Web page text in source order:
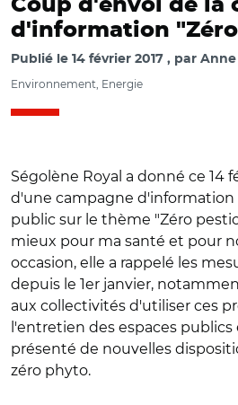
Coup d'envoi de la
d'information
Publié le 14 février 2017 par Anne
Environnement, Energie
Ségolène Royal a donné ce 14
d'une campagne d'information
public sur le thème "Zéro
mieux pour ma santé et pour
occasion, elle a rappelé les
depuis le 1er janvier,
aux collectivités d'utiliser ces
l'entretien des espaces publics
présenté de nouvelles
zéro phyto.